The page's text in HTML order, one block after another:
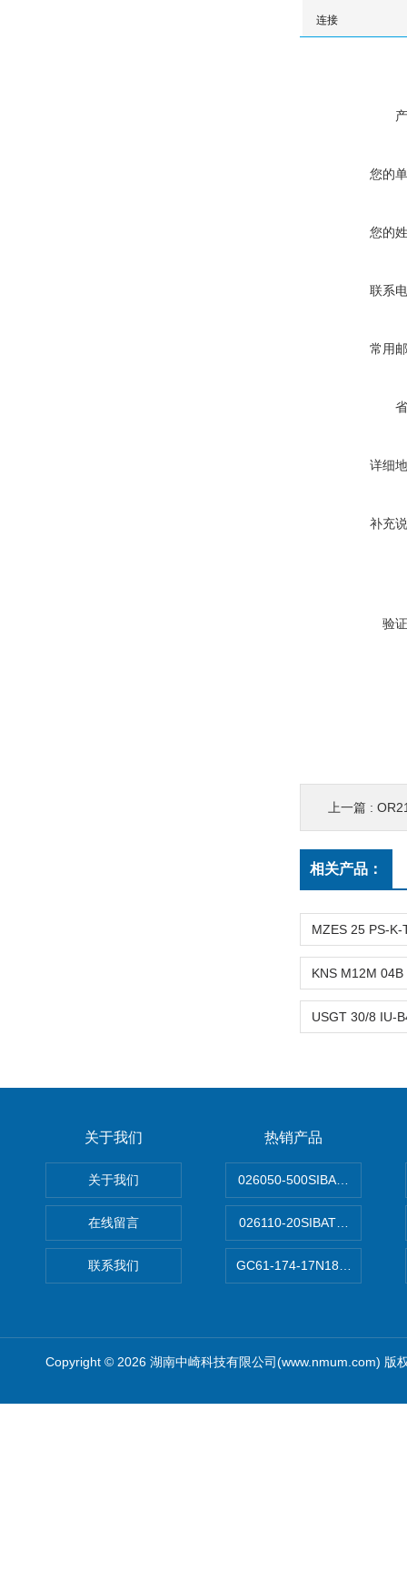
连接
您的
您的
联系
常用
详细
补充
验
上一篇 :
相关产品：
关于我们
关于我们
在线留言
联系我们
热销产品
026050-500SIBATA 500mL
026110-20SIBATA柴田科学
GC61-174-
Copyright © 2026 湖南中崎科技有限公司(www.nmum.com) 版